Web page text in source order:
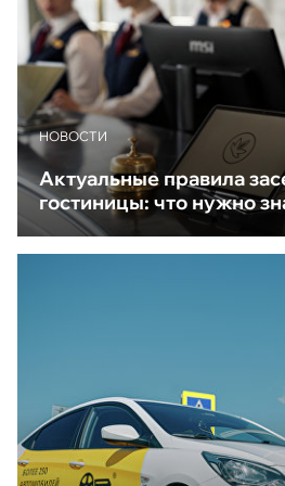
НОВОСТИ
Актуальные правила
гостиницы: что нужно